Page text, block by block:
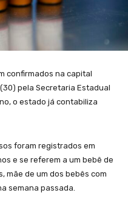
confirmados na capital
pela Secretaria Estadual
o estado já contabiliza
foram registrados em
e se referem a um bebê de
mãe de um dos bebês com
semana passada.